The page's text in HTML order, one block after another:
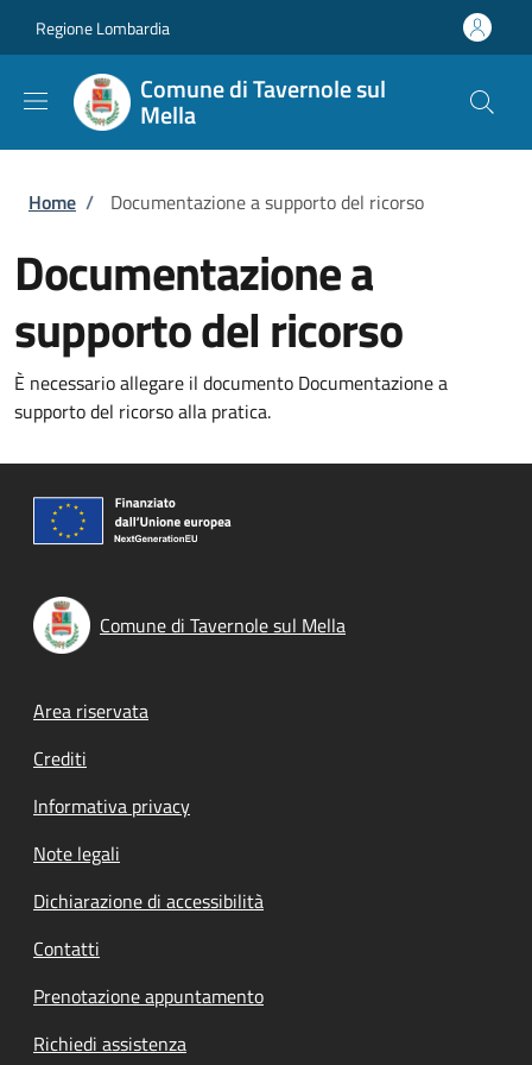
Regione Lombardia
Comune di Tavernole sul
Mella
Briciole di pane
Home / Documentazione a supporto del ricorso
Documentazione a
supporto del ricorso
È necessario allegare il documento Documentazione a
supporto del ricorso alla pratica.
Comune di Tavernole sul Mella
Footer menu
Area riservata
Crediti
Informativa privacy
Note legali
Dichiarazione di accessibilità
Contatti
Prenotazione appuntamento
Richiedi assistenza